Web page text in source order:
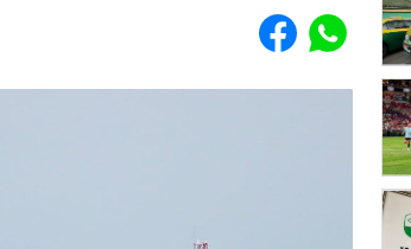
Share to Facebook
Share to